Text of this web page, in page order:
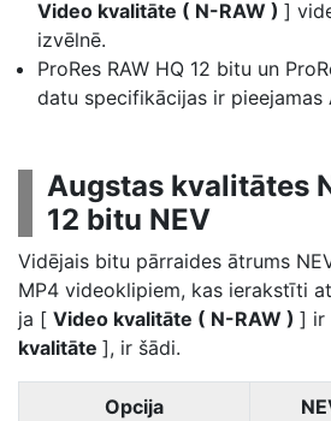
Video kvalitāte ( N-RAW ) ]
izvēlnē.
ProRes RAW HQ 12 bitu un
datu specifikācijas ir pieejamas
Augstas kvalitātes
12 bitu NEV
Vidējais bitu pārraides ātrums
MP4 videoklipiem, kas ierakstīti
ja [ Video kvalitāte ( N-RAW ) ] ir
kvalitāte ], ir šādi.
Opcija